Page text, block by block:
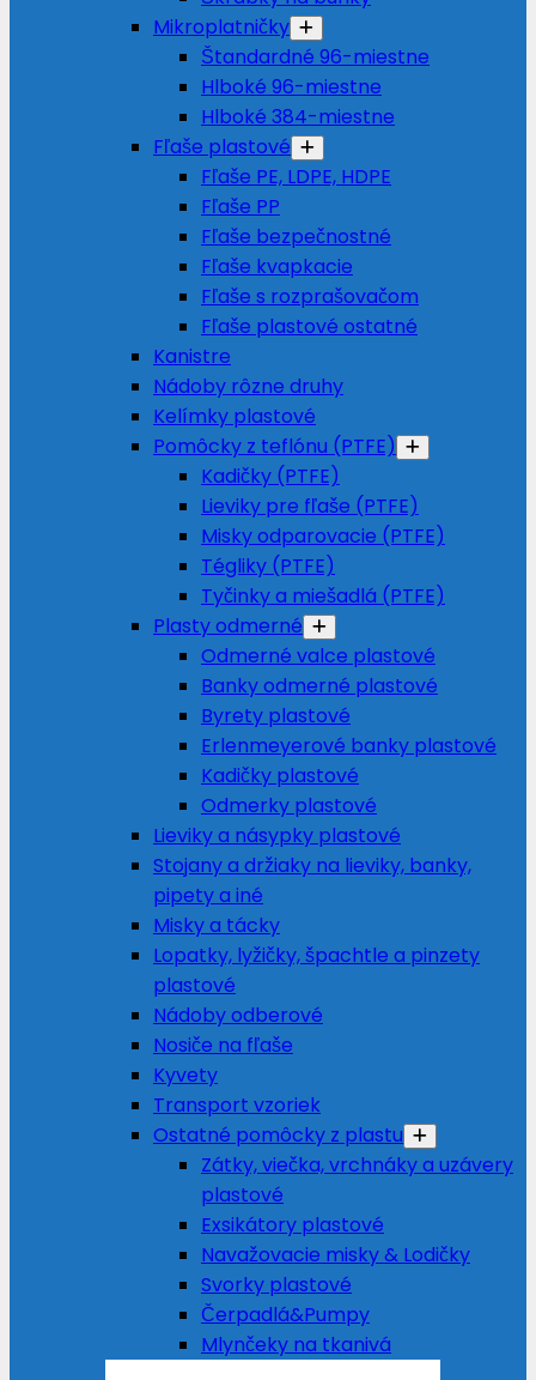
Mikroplatničky
Štandardné 96-miestne
Hlboké 96-miestne
Hlboké 384-miestne
Fľaše plastové
Fľaše PE, LDPE, HDPE
Fľaše PP
Fľaše bezpečnostné
Fľaše kvapkacie
Fľaše s rozprašovačom
Fľaše plastové ostatné
Kanistre
Nádoby rôzne druhy
Kelímky plastové
Pomôcky z teflónu (PTFE)
Kadičky (PTFE)
Lieviky pre fľaše (PTFE)
Misky odparovacie (PTFE)
Tégliky (PTFE)
Tyčinky a miešadlá (PTFE)
Plasty odmerné
Odmerné valce plastové
Banky odmerné plastové
Byrety plastové
Erlenmeyerové banky plastové
Kadičky plastové
Odmerky plastové
Lieviky a násypky plastové
Stojany a držiaky na lieviky, banky,
pipety a iné
Misky a tácky
Lopatky, lyžičky, špachtle a pinzety
plastové
Nádoby odberové
Nosiče na fľaše
Kyvety
Transport vzoriek
Ostatné pomôcky z plastu
Zátky, viečka, vrchnáky a uzávery
plastové
Exsikátory plastové
Navažovacie misky & Lodičky
Svorky plastové
Čerpadlá&Pumpy
Mlynčeky na tkanivá